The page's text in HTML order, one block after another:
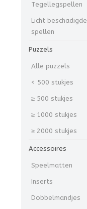
Tegellegspellen
Licht beschadigde
spellen
Puzzels
Alle puzzels
< 500 stukjes
≥ 500 stukjes
≥ 1000 stukjes
≥ 2000 stukjes
Accessoires
Speelmatten
Inserts
Dobbelmandjes